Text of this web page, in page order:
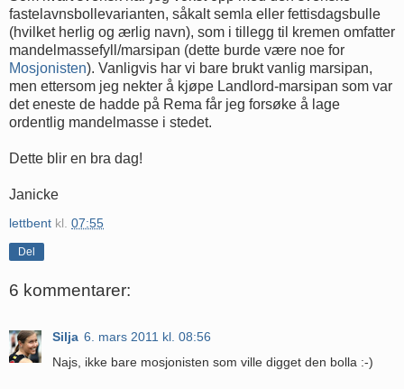
fastelavnsbollevarianten, såkalt semla eller fettisdagsbulle
(hvilket herlig og ærlig navn), som i tillegg til kremen omfatter
mandelmassefyll/marsipan (dette burde være noe for
Mosjonisten). Vanligvis har vi bare brukt vanlig marsipan,
men ettersom jeg nekter å kjøpe Landlord-marsipan som var
det eneste de hadde på Rema får jeg forsøke å lage
ordentlig mandelmasse i stedet.
Dette blir en bra dag!
Janicke
lettbent kl. 07:55
Del
6 kommentarer:
Silja 6. mars 2011 kl. 08:56
Najs, ikke bare mosjonisten som ville digget den bolla :-)